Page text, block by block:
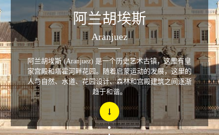
阿兰胡埃斯
Aranjuez
阿兰胡埃斯 (Aranjuez) 是一个历史艺术古镇，这里有皇
家宫殿和塔霍河畔花园。随着启蒙运动的发展，这里的
人与自然、水道、花园设计、森林和宫殿建筑之间逐渐
趋于和谐。